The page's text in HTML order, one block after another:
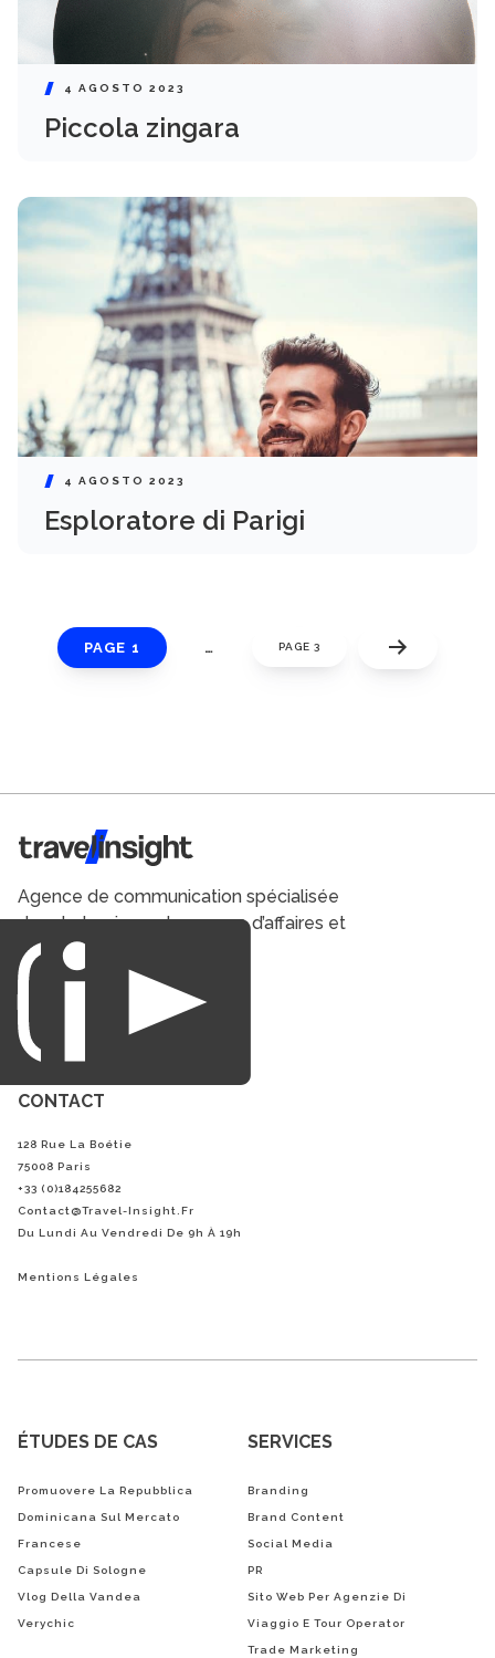
4 AGOSTO 2023
Piccola zingara
4 AGOSTO 2023
Esploratore di Parigi
PAGE 1 … PAGE 3
Travel Insight
Agence de communication spécialisée
dans le tourisme du voyage d’affaires et
du loisirs.
CONTACT
128 Rue La Boétie
75008 Paris
+33 (0)184255682
Contact@Travel-Insight.fr
Du Lundi Au Vendredi De 9h À 19h
Mentions Légales
ÉTUDES DE CAS
Promuovere La Repubblica
Dominicana Sul Mercato
Francese
Capsule Di Sologne
Vlog Della Vandea
Verychic
SERVICES
Branding
Brand Content
Social Media
PR
Sito Web Per Agenzie Di
Viaggio E Tour Operator
Trade Marketing